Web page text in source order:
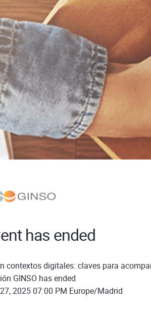
has ended
contextos digitales: claves para
GINSO has ended
2025 07:00 PM Europe/Madrid